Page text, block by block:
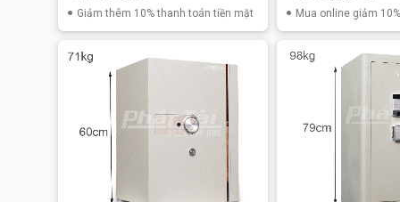
Giảm thêm 10% thanh toán tiền mặt
Mua online giảm 10%